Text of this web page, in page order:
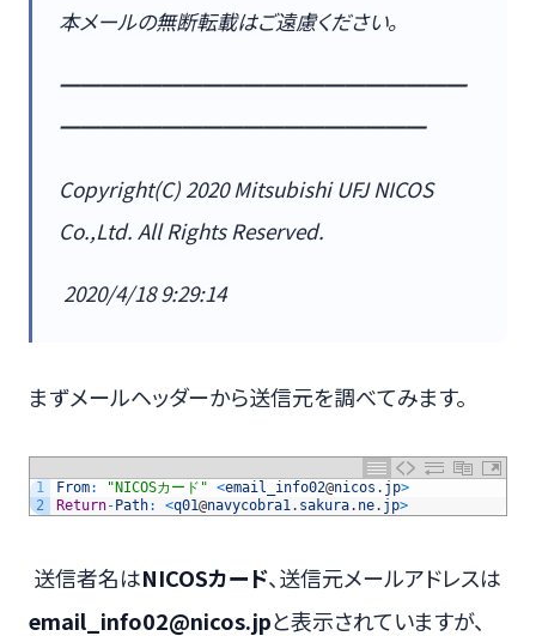
本メールの無断転載はご遠慮ください。
━━━━━━━━━━━━━━━━━━━━
━━━━━━━━━━━━━━━━━━
Copyright(C) 2020 Mitsubishi UFJ NICOS
Co.,Ltd. All Rights Reserved.
2020/4/18 9:29:14
まずメールヘッダーから送信元を調べてみます。
1
2
From: "NICOSカード" <email_info02@nicos . jp>
Return- Path: <q01@navycobra1. sakura. ne. jp>
送信者名はNICOSカード、送信元メールアドレスは
email_info02@nicos.jpと表示されていますが、